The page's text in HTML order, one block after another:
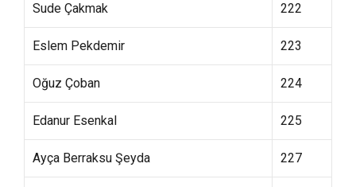
Sude Çakmak 222
Eslem Pekdemir 223
Oğuz Çoban 224
Edanur Esenkal 225
Ayça Berraksu Şeyda 227